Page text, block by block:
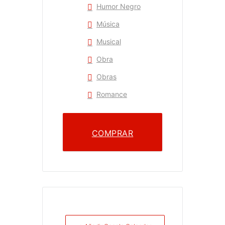
Humor Negro
Música
Musical
Obra
Obras
Romance
COMPRAR